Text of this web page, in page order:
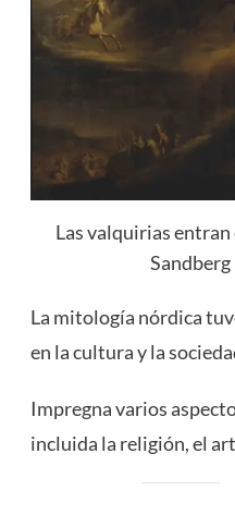
Las valquirias
La mitología nórdica
en la cultura y la
Impregna varios
incluida la religión, el